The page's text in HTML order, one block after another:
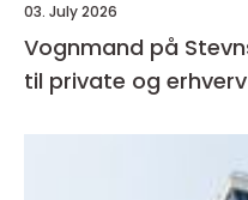
03. July 2026
Vognmand på
til private og erhverv